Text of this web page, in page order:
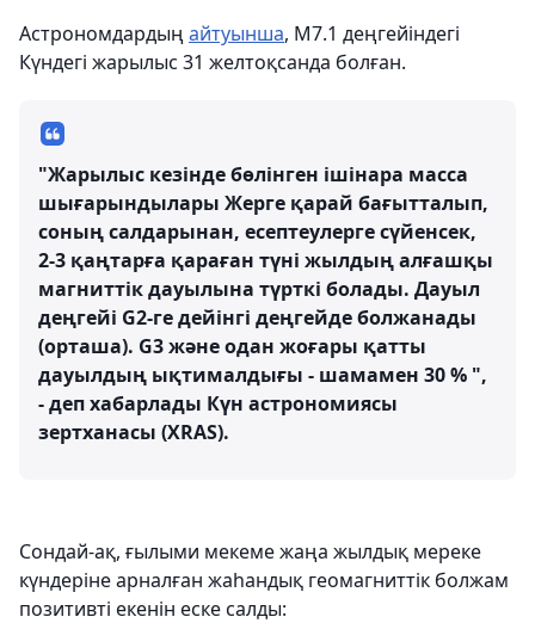
Астрономдардың айтуынша, М7.1 деңгейіндегі
Күндегі жарылыс 31 желтоқсанда болған.
"Жарылыс кезінде бөлінген ішінара масса
шығарындылары Жерге қарай бағытталып,
соның салдарынан, есептеулерге сүйенсек,
2-3 қаңтарға қараған түні жылдың алғашқы
магниттік дауылына түрткі болады. Дауыл
деңгейі G2-ге дейінгі деңгейде болжанады
(орташа). G3 және одан жоғары қатты
дауылдың ықтималдығы - шамамен 30 % ",
- деп хабарлады Күн астрономиясы
зертханасы (XRAS).
Сондай-ақ, ғылыми мекеме жаңа жылдық мереке
күндеріне арналған жаһандық геомагниттік болжам
позитивті екенін еске салды: